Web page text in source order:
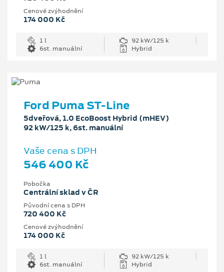
Cenové zvýhodnění
174 000 Kč
1 l
92 kW/125 k
6st. manuální
Hybrid
Ford Puma ST-Line
5dveřová, 1.0 EcoBoost Hybrid (mHEV)
92 kW/125 k, 6st. manuální
Vaše cena s DPH
546 400 Kč
Pobočka
Centrální sklad v ČR
Původní cena s DPH
720 400 Kč
Cenové zvýhodnění
174 000 Kč
1 l
92 kW/125 k
6st. manuální
Hybrid